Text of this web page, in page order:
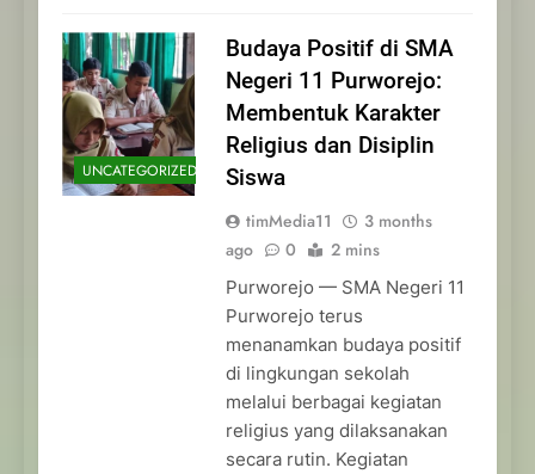
UNCATEGORIZED
Budaya Positif di SMA
Negeri 11 Purworejo:
Membentuk Karakter
Religius dan Disiplin
Siswa
timMedia11
3 months
ago
0 2 mins
Purworejo — SMA Negeri 11
Purworejo terus
menanamkan budaya positif
di lingkungan sekolah
melalui berbagai kegiatan
religius yang dilaksanakan
secara rutin. Kegiatan